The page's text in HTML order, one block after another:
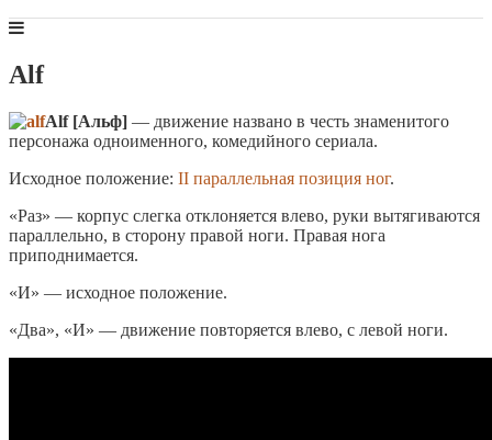
Alf
Alf [Альф] — движение названо в честь знаменитого
персонажа одноименного, комедийного сериала.
Исходное положение: II параллельная позиция ног.
«Раз» — корпус слегка отклоняется влево, руки вытягиваются
параллельно, в сторону правой ноги. Правая нога
приподнимается.
«И» — исходное положение.
«Два», «И» — движение повторяется влево, с левой ноги.